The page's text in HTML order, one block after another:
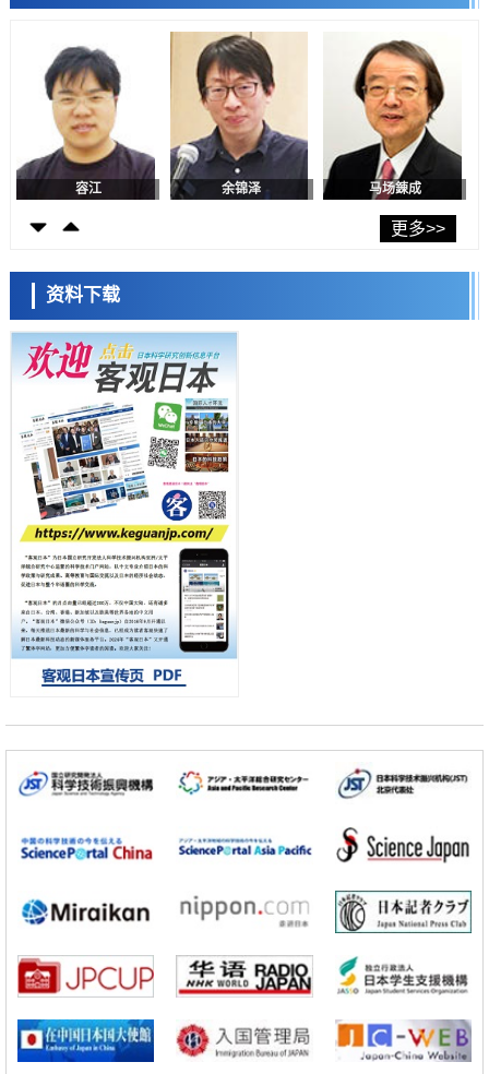
化火灾防控
福井大学发现细胞记忆过往并抑制反应的机制，阐明即便DNA相同反应
迥异之谜
科学研究
神户大学确认口服癌症疫苗B440单药给药的安全性，在转移性尿路上皮
癌患者中开展临床试验
日本发布《令和8年版科学技术与创新白皮书》，解读第七期基本计划
首年度政策方向
科学研究
东京大学发现可诱导细胞死亡的新型信使物质
东京都健康长寿医疗中心跨器官揭示衰老过程中的糖链变化
科学研究
产总研无需石油利用松脂制备石墨前驱体，可作为电池电极材料
科学研究
东京大学和海上保安厅等发现南海海槽沿线板块边界锁定状态存在区域
差异
政策
日本第2次医疗研究开发调整费，根据一线实际情况和需求分配99.3亿
日元
科学研究
千叶大学鉴定出导致难治性疾病“肺高血压症”恶化的蛋白质“MYL9/12”，
会引发血管结构恶化
科学研究
京都大学高效生成光的构成单元“光子”，可应用于量子计算机
科学研究
开发出300亿年仅误差1秒的光晶格钟，构建网络将其打造为下一代社会
基础设施
经济・社会
科学研究
带大量基因的人工细胞
政策
科学研究
京都大学高效生成光的构成单元“光子”，可应用于量子计算机
科学研究
开发出300亿年仅误差1秒的光晶格钟，构建网络将其打造为下一代社会
经济・社会
日本成立“以人为本AI联盟”——力争借助AI拓展社会公众创造力，依托
陈小牧 李鸥 安宁
容江 余锦泽 马场錬成
日本科学未来馆 科学交
流员
小岩井忠道 泷川 进
更多>>
资料下载